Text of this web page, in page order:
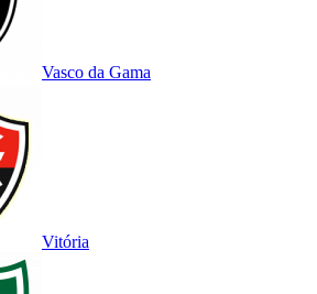
Vasco da Gama
Vitória